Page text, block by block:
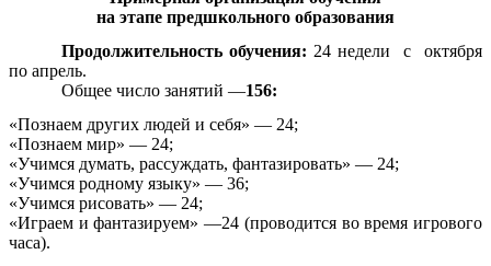
на этапе предшкольного образования
Продолжительность обучения: 24 недели с октября
по апрель.
Общее число занятий —156:
«Познаем других людей и себя» — 24;
«Познаем мир» — 24;
«Учимся думать, рассуждать, фантазировать» — 24;
«Учимся родному языку» — 36;
«Учимся рисовать» — 24;
«Играем и фантазируем» —24 (проводится во время игрового
часа).